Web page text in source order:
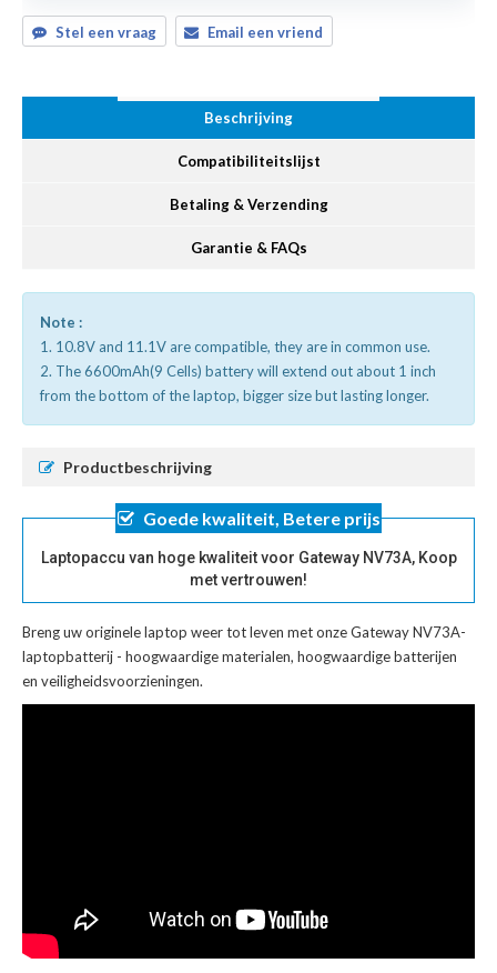
Stel een vraag Email een vriend
Beschrijving
Compatibiliteitslijst
Betaling & Verzending
Garantie & FAQs
Note :
1. 10.8V and 11.1V are compatible, they are in common use.
2. The 6600mAh(9 Cells) battery will extend out about 1 inch
from the bottom of the laptop, bigger size but lasting longer.
Productbeschrijving
Goede kwaliteit, Betere prijs
Laptopaccu van hoge kwaliteit voor Gateway NV73A, Koop
met vertrouwen!
Breng uw originele laptop weer tot leven met onzeGateway NV73A-
laptopbatterij - hoogwaardige materialen, hoogwaardige batterijen
en veiligheidsvoorzieningen.